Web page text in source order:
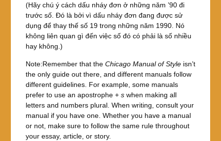
(Hãy chú ý cách dấu nháy đơn ở những năm ’90 đi
trước số. Đó là bởi vì dấu nháy đơn đang được sử
dụng để thay thế số 19 trong những năm 1990. Nó
không liên quan gì đến việc số đó có phải là số nhiều
hay không.)
Note:Remember that the Chicago Manual of Styleisn’t
the only guide out there, and different manuals follow
different guidelines. For example, some manuals
prefer to use an apostrophe + swhen making all
letters and numbers plural. When writing, consult your
manual if you have one. Whether you have a manual
or not, make sure to follow the same rule throughout
your essay, article, or story.